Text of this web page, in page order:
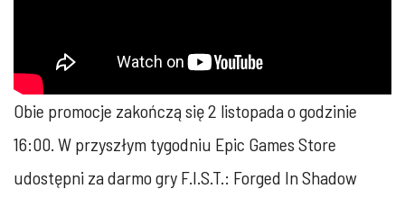
Obie promocje zakończą się 2 listopada o godzinie
16:00. W przyszłym tygodniu Epic Games Store
udostępni za darmo gry F.I.S.T.: Forged In Shadow